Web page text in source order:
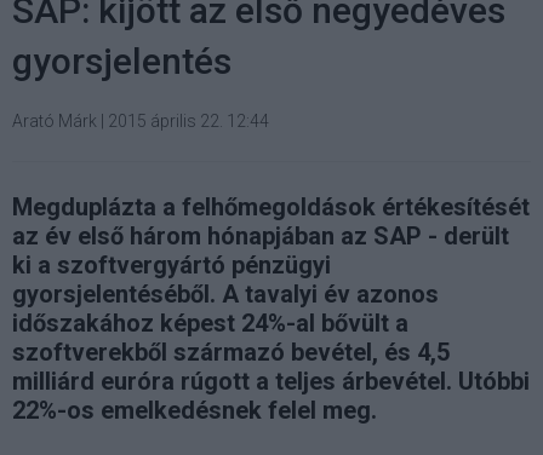
SAP: kijött az első negyedéves
gyorsjelentés
Arató Márk 2015 április 22. 12:44
Megduplázta a felhőmegoldások értékesítését
az év első három hónapjában az SAP - derült
ki a szoftvergyártó pénzügyi
gyorsjelentéséből. A tavalyi év azonos
időszakához képest 24%-al bővült a
szoftverekből származó bevétel, és 4,5
milliárd euróra rúgott a teljes árbevétel. Utóbbi
22%-os emelkedésnek felel meg.